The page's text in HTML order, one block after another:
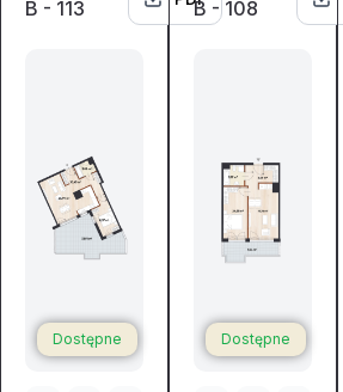
B - 113
Dostępne
B - 108
Dostępne